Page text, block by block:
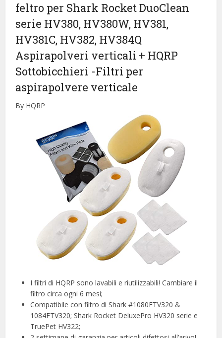
feltro per Shark Rocket DuoClean
serie HV380, HV380W, HV381,
HV381C, HV382, HV384Q
Aspirapolveri verticali + HQRP
Sottobicchieri -Filtri per
aspirapolvere verticale
By HQRP
I filtri di HQRP sono lavabili e riutilizzabili! Cambiare il
filtro circa ogni 6 mesi;
Compatibile con filtro di Shark #1080FTV320 &
1084FTV320; Shark Rocket DeluxePro HV320 serie e
TruePet HV322;